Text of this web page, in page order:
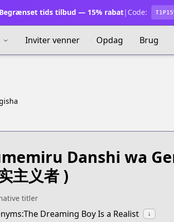
tids tilbud — 15% rabat| Code:
Inviter venner Opdag Brug
Danshi wa
主义者 )
titler
Dreaming Boy Is a Realist ↓